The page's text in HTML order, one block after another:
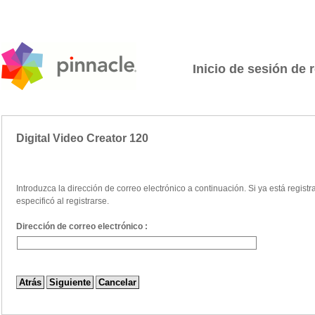
Inicio de sesión de
Digital Video Creator 120
Introduzca la dirección de correo electrónico a continuación. Si ya está
especificó al registrarse.
Dirección de correo electrónico :